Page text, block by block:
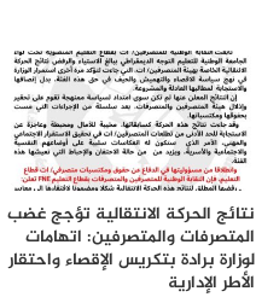
نتائج الحركة الانتقالية تؤجج غضب
المتصرفات والمتصرفين: اتهامات
لوزارة برادة بتكريس الإقصاء واحتقار
الأطر الإدارية